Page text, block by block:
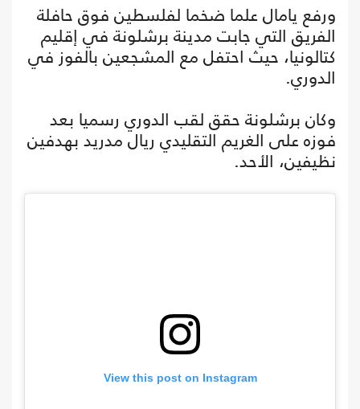
ورفع يامال علما ضخما لفلسطين فوق حافلة
الفريق التي جابت مدينة برشلونة في إقليم
كتالونيا، حيث احتفل مع المشجعين بالفوز في
الدوري.
وكان برشلونة حقق لقب الدوري رسميا بعد
فوزه على الغريم التقليدي ريال مدريد بهدفين
نظيفين، الأحد.
View this post on Instagram